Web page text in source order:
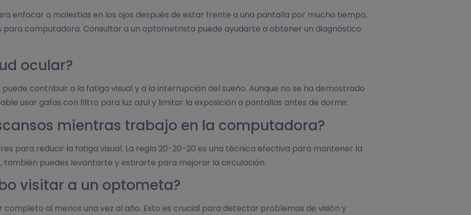
enfocar o molestias en los ojos después de estar frente a una pantalla por mucho tiempo,
para computadora. Consultar a un optometrista puede ayudarte a obtener un diagnóstico
ocular?
puede contribuir a la fatiga visual y a la interrupción del sueño. Aunque no se ha demostrado
usar gafas con filtro para luz azul y limitar la exposición a pantallas antes de dormir.
mientras trabajo en la computadora?
para reducir la fatiga visual. La regla 20-20-20 es una técnica efectiva para mantener la
también puedes levantarte y estirarte para mejorar la circulación.
visitar a un optometa?
al menos una vez al año. Esto es crucial para detectar problemas de visión y